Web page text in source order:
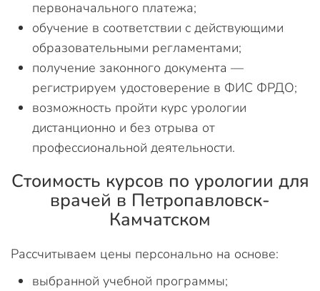
первоначального платежа;
обучение в соответствии с действующими
образовательными регламентами;
получение законного документа —
регистрируем удостоверение в ФИС ФРДО;
возможность пройти курс урологии
дистанционно и без отрыва от
профессиональной деятельности.
Стоимость курсов по урологии для
врачей в Петропавловск-
Камчатском
Рассчитываем цены персонально на основе:
выбранной учебной программы;